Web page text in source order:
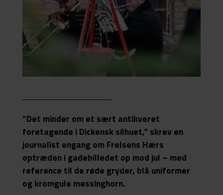
”Det minder om et sært antikveret
foretagende i Dickensk silhuet,” skrev en
journalist engang om Frelsens Hærs
optræden i gadebilledet op mod jul – med
reference til de røde gryder, blå uniformer
og kromgule messinghorn.